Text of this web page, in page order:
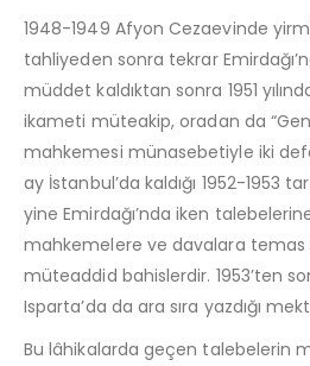
1948-1949 Afyon Cezaevinde
tahliyeden sonra tekrar
müddet kaldıktan sonra 1951
ikameti müteakip, oradan da
mahkemesi münasebetiyle iki
ay İstanbul’da kaldığı 1952-1953
yine Emirdağı’nda iken
mahkemelere ve davalara
müteaddid bahislerdir. 1953’ten
Isparta’da da ara sıra yazdığı
Bu lâhikalarda geçen talebelerin